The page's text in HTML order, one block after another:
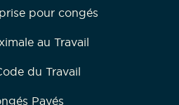
pour congés
au Travail
du Travail
Payés